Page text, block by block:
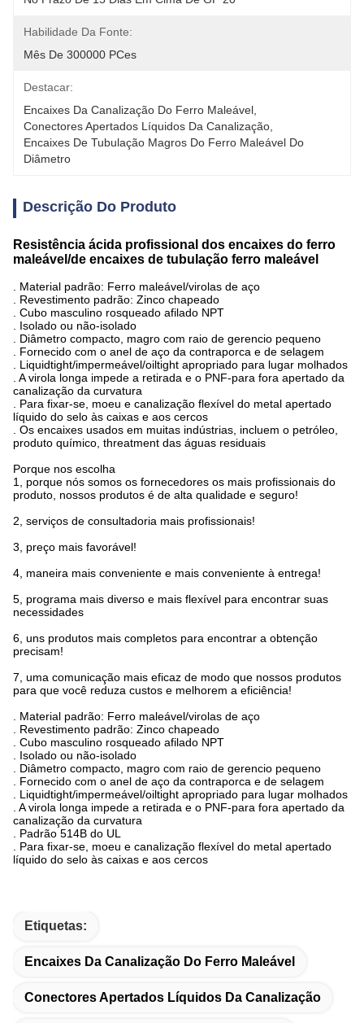
Habilidade Da Fonte:
Mês De 300000 PCes
Destacar:
Encaixes Da Canalização Do Ferro Maleável
Conectores Apertados Líquidos Da Canalização
Encaixes De Tubulação Magros Do Ferro Maleável Do
Diâmetro
Descrição Do Produto
Resistência ácida profissional dos encaixes do ferro
maleável/de encaixes de tubulação ferro maleável
. Material padrão: Ferro maleável/virolas de aço
. Revestimento padrão: Zinco chapeado
. Cubo masculino rosqueado afilado NPT
. Isolado ou não-isolado
. Diâmetro compacto, magro com raio de gerencio pequeno
. Fornecido com o anel de aço da contraporca e de selagem
. Liquidtight/impermeável/oiltight apropriado para lugar molhados
. A virola longa impede a retirada e o PNF-para fora apertado da
canalização da curvatura
. Para fixar-se, moeu e canalização flexível do metal apertado
líquido do selo às caixas e aos cercos
. Os encaixes usados em muitas indústrias, incluem o petróleo,
produto químico, threatment das águas residuais
Porque nos escolha
1, porque nós somos os fornecedores os mais profissionais do
produto, nossos produtos é de alta qualidade e seguro!
2, serviços de consultadoria mais profissionais!
3, preço mais favorável!
4, maneira mais conveniente e mais conveniente à entrega!
5, programa mais diverso e mais flexível para encontrar suas
necessidades
6, uns produtos mais completos para encontrar a obtenção
precisam!
7, uma comunicação mais eficaz de modo que nossos produtos
para que você reduza custos e melhorem a eficiência!
. Material padrão: Ferro maleável/virolas de aço
. Revestimento padrão: Zinco chapeado
. Cubo masculino rosqueado afilado NPT
. Isolado ou não-isolado
. Diâmetro compacto, magro com raio de gerencio pequeno
. Fornecido com o anel de aço da contraporca e de selagem
. Liquidtight/impermeável/oiltight apropriado para lugar molhados
. A virola longa impede a retirada e o PNF-para fora apertado da
canalização da curvatura
. Padrão 514B do UL
. Para fixar-se, moeu e canalização flexível do metal apertado
líquido do selo às caixas e aos cercos
Etiquetas:
Encaixes Da Canalização Do Ferro Maleável
Conectores Apertados Líquidos Da Canalização